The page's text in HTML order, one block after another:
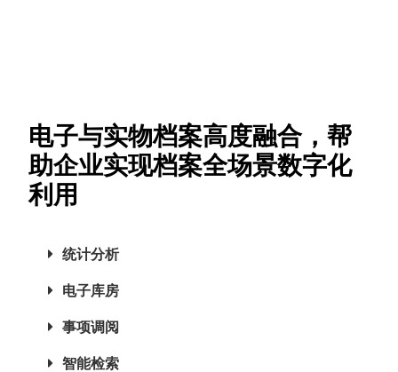
电子与实物档案高度融合，帮
助企业实现档案全场景数字化
利用
统计分析
电子库房
事项调阅
智能检索